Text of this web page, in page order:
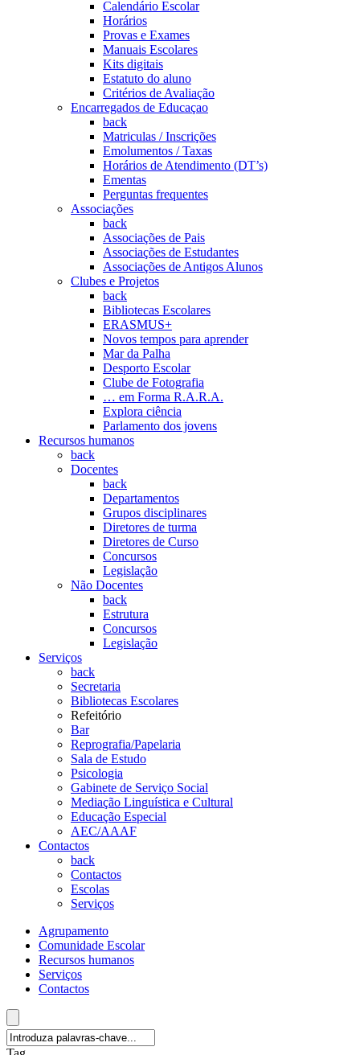
Calendário Escolar
Horários
Provas e Exames
Manuais Escolares
Kits digitais
Estatuto do aluno
Critérios de Avaliação
Encarregados de Educaçao
back
Matriculas / Inscrições
Emolumentos / Taxas
Horários de Atendimento (DT’s)
Ementas
Perguntas frequentes
Associações
back
Associações de Pais
Associações de Estudantes
Associações de Antigos Alunos
Clubes e Projetos
back
Bibliotecas Escolares
ERASMUS+
Novos tempos para aprender
Mar da Palha
Desporto Escolar
Clube de Fotografia
… em Forma R.A.R.A.
Explora ciência
Parlamento dos jovens
Recursos humanos
back
Docentes
back
Departamentos
Grupos disciplinares
Diretores de turma
Diretores de Curso
Concursos
Legislação
Não Docentes
back
Estrutura
Concursos
Legislação
Serviços
back
Secretaria
Bibliotecas Escolares
Refeitório
Bar
Reprografia/Papelaria
Sala de Estudo
Psicologia
Gabinete de Serviço Social
Mediação Linguística e Cultural
Educação Especial
AEC/AAAF
Contactos
back
Contactos
Escolas
Serviços
Agrupamento
Comunidade Escolar
Recursos humanos
Serviços
Contactos